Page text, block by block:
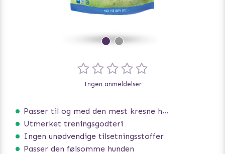
Passer til og med den mest kresne hunden
Utmerket treningsgodteri
Ingen unødvendige tilsetningsstoffer
Passer den følsomme hunden
Ingen anmeldelser